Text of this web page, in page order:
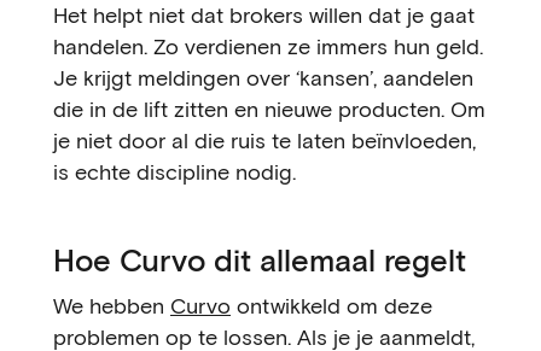
Het helpt niet dat brokers willen dat je gaat
handelen. Zo verdienen ze immers hun geld.
Je krijgt meldingen over ‘kansen’, aandelen
die in de lift zitten en nieuwe producten. Om
je niet door al die ruis te laten beïnvloeden,
is echte discipline nodig.
Hoe Curvo dit allemaal regelt
We hebben Curvo ontwikkeld om deze
problemen op te lossen. Als je je aanmeldt,